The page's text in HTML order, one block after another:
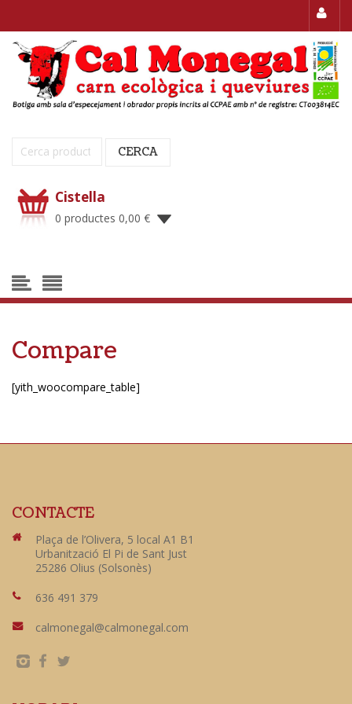
Cerca: CERCA
Cistella
0 productes 0,00 €
Compare
[yith_woocompare_table]
CONTACTE
Plaça de l’Olivera, 5 local A1 B1
Urbanització El Pi de Sant Just
25286 Olius (Solsonès)
636 491 379
calmonegal@calmonegal.com